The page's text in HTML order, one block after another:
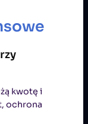
kwotę i
ochrona